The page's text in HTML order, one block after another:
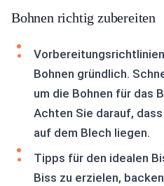
Bohnen richtig zubereiten
Bohnen gründlich.
um die Bohnen für das
Achten Sie darauf,
auf dem Blech liegen.
Tipps für den idealen
Biss zu erzielen,